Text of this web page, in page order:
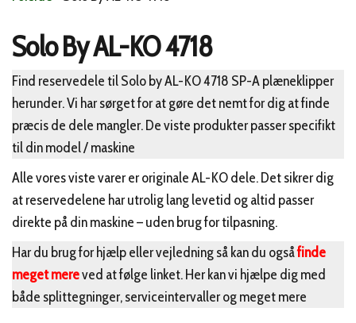
Solo By AL-KO 4718
Find reservedele til Solo by AL-KO 4718 SP-A plæneklipper
herunder. Vi har sørget for at gøre det nemt for dig at finde
præcis de dele mangler. De viste produkter passer specifikt
til din model / maskine
Alle vores viste varer er originale AL-KO dele. Det sikrer dig
at reservedelene har utrolig lang levetid og altid passer
direkte på din maskine – uden brug for tilpasning.
Har du brug for hjælp eller vejledning så kan du ogsåfinde
meget mereved at følge linket. Her kan vi hjælpe dig med
både splittegninger, serviceintervaller og meget mere